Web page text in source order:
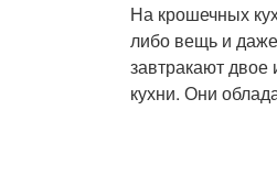
На крошечных
либо вещь и
завтракают двое
кухни. Они